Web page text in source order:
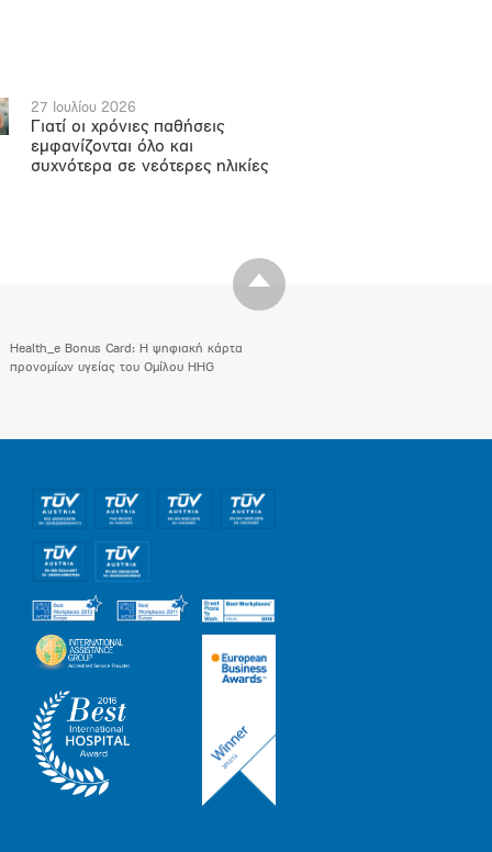
27 Ιουλίου 2026
Γιατί οι χρόνιες παθήσεις
εμφανίζονται όλο και
συχνότερα σε νεότερες ηλικίες
Health_e Bonus Card: H ψηφιακή κάρτα
προνομίων υγείας του Ομίλου HHG